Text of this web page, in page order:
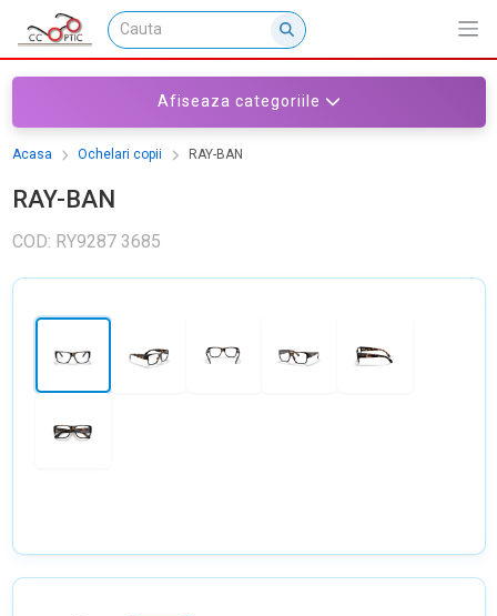
Afiseaza categoriile
Acasa Ochelari copii RAY-BAN
RAY-BAN
COD: RY9287 3685